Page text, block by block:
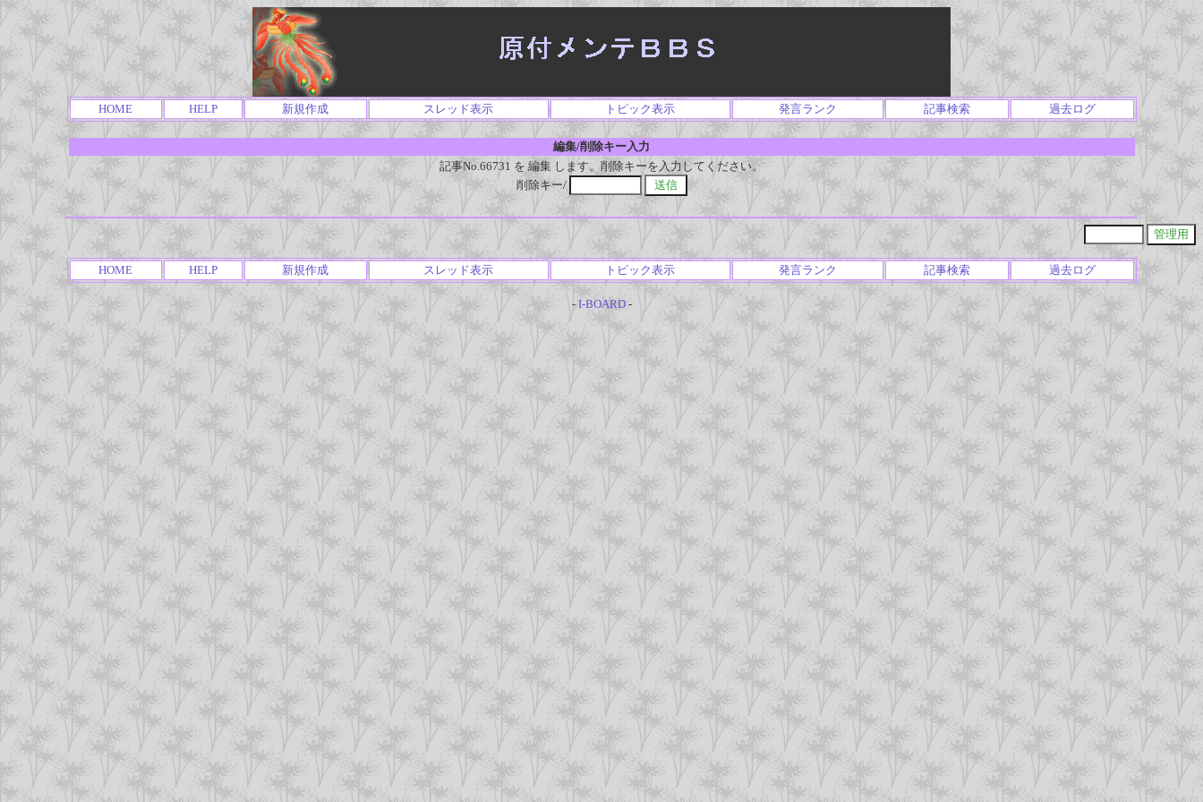
HOME HELP 新規作成 スレッド表示 トピック表示 発言ランク 記事検索 過去ログ
編集/削除キー入力
記事No.66731 を 編集 します。削除キーを入力してください。
削除キー/
HOME HELP 新規作成 スレッド表示 トピック表示 発言ランク 記事検索 過去ログ
- I-BOARD-